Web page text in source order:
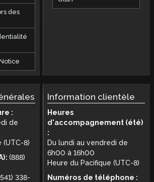
des
:
de
(UTC-8)
(888)
338-
Information clientèle
Heures
d'accompagnement (été)
:
Du lundi au vendredi de
6h00 à 16h00
Heure du Pacifique (UTC-8)
Numéros de téléphone :